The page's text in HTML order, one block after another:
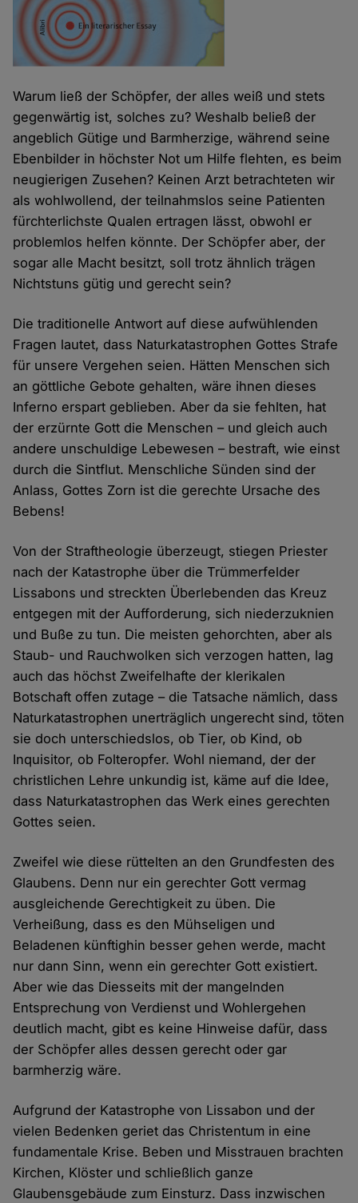
Warum ließ der Schöpfer, der alles weiß und stets
gegenwärtig ist, solches zu? Weshalb beließ der
angeblich Gütige und Barmherzige, während seine
Ebenbilder in höchster Not um Hilfe flehten, es beim
neugierigen Zusehen? Keinen Arzt betrachteten wir
als wohlwollend, der teilnahmslos seine Patienten
fürchterlichste Qualen ertragen lässt, obwohl er
problemlos helfen könnte. Der Schöpfer aber, der
sogar alle Macht besitzt, soll trotz ähnlich trägen
Nichtstuns gütig und gerecht sein?
Die traditionelle Antwort auf diese aufwühlenden
Fragen lautet, dass Naturkatastrophen Gottes Strafe
für unsere Vergehen seien. Hätten Menschen sich
an göttliche Gebote gehalten, wäre ihnen dieses
Inferno erspart geblieben. Aber da sie fehlten, hat
der erzürnte Gott die Menschen – und gleich auch
andere unschuldige Lebewesen – bestraft, wie einst
durch die Sintflut. Menschliche Sünden sind der
Anlass, Gottes Zorn ist die gerechte Ursache des
Bebens!
Von der Straftheologie überzeugt, stiegen Priester
nach der Katastrophe über die Trümmerfelder
Lissabons und streckten Überlebenden das Kreuz
entgegen mit der Aufforderung, sich niederzuknien
und Buße zu tun. Die meisten gehorchten, aber als
Staub- und Rauchwolken sich verzogen hatten, lag
auch das höchst Zweifelhafte der klerikalen
Botschaft offen zutage – die Tatsache nämlich, dass
Naturkatastrophen unerträglich ungerecht sind, töten
sie doch unterschiedslos, ob Tier, ob Kind, ob
Inquisitor, ob Folteropfer. Wohl niemand, der der
christlichen Lehre unkundig ist, käme auf die Idee,
dass Naturkatastrophen das Werk eines gerechten
Gottes seien.
Zweifel wie diese rüttelten an den Grundfesten des
Glaubens. Denn nur ein gerechter Gott vermag
ausgleichende Gerechtigkeit zu üben. Die
Verheißung, dass es den Mühseligen und
Beladenen künftighin besser gehen werde, macht
nur dann Sinn, wenn ein gerechter Gott existiert.
Aber wie das Diesseits mit der mangelnden
Entsprechung von Verdienst und Wohlergehen
deutlich macht, gibt es keine Hinweise dafür, dass
der Schöpfer alles dessen gerecht oder gar
barmherzig wäre.
Aufgrund der Katastrophe von Lissabon und der
vielen Bedenken geriet das Christentum in eine
fundamentale Krise. Beben und Misstrauen brachten
Kirchen, Klöster und schließlich ganze
Glaubensgebäude zum Einsturz. Dass inzwischen